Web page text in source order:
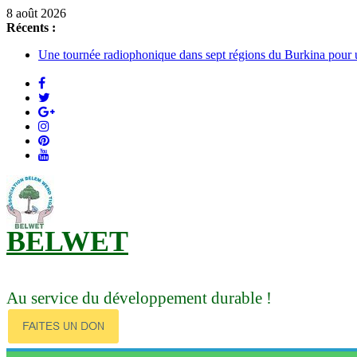
Passer
au
8 août 2026
Récents :
Une tournée radiophonique dans sept régions du Burkina
Amélioration de l’état alimentaire et nuritionnel des
Le Larlé Naaba Tigré consacre sa XXXVI année de règne
Vœux du nouvel an 2026 : Le Larlé Naaba Tigré donne des
BELWET
Au service du développement durable !